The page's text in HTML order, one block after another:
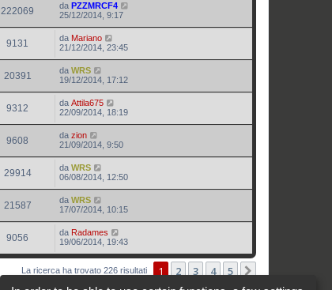
222069 da PZZMRCF4
25/12/2014, 9:17
9131 da Mariano
21/12/2014, 23:45
20391 da WRS
19/12/2014, 17:12
9312 da Attila675
22/09/2014, 18:19
9608 da zion
21/09/2014, 9:50
29914 da WRS
06/08/2014, 12:50
21587 da WRS
17/07/2014, 10:15
9056 da Radames
19/06/2014, 19:43
La ricerca ha trovato 226 risultati 1 2 3 4 5 Prossimo